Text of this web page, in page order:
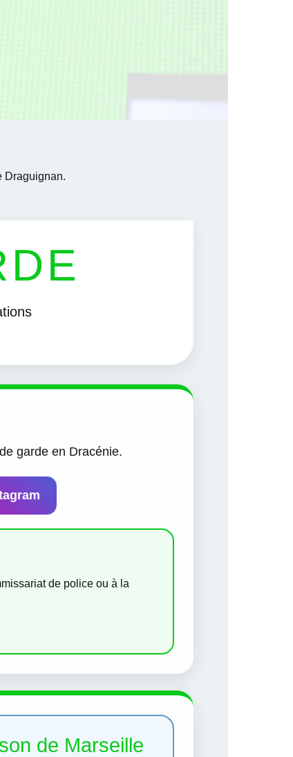
Draguignan.
garde en Dracénie.
de police ou à la
de Marseille